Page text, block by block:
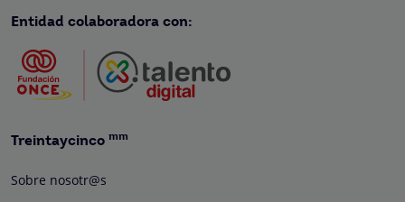
Entidad colaboradora con:
Treintaycinco mm
Sobre nosotr@s